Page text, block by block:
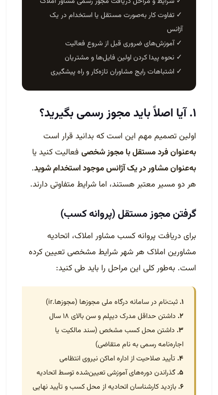
✓ تفاوت کار به‌صورت مستقل یا استخدام در یک
آژانس
✓ آموزش‌های ضروری قبل از شروع فعالیت
✓ نحوه پیدا کردن اولین فایل‌ها و مشتریان
✓ اشتباهات رایج مشاوران تازه‌کار و راه پیشگیری
۱. آیا اصلاً باید مجوز رسمی بگیرید؟
اولین تصمیم مهم این است که بدانید قرار است
به‌عنوان فرد مستقل با مجوز شخصی فعالیت کنید یا
به‌عنوان مشاور در یک آژانس موجود استخدام شوید.
هر دو مسیر معتبر هستند، اما شرایط متفاوتی دارند.
گرفتن مجوز مستقل (پروانه کسب)
برای دریافت پروانه کسب مشاور املاک، اتحادیه
مشاورین املاک هر شهر شرایط مشخصی تعیین کرده
است. به‌طور کلی این مراحل را باید طی کنید:
۱. ثبت‌نام در سامانه درگاه ملی مجوزها (مجوزها.ir)
۲. داشتن حداقل مدرک دیپلم و سن بالای ۱۸ سال
۳. داشتن محل کسب مشخص (سند مالکیت یا
اجاره‌نامه رسمی به نام متقاضی)
۴. تأیید صلاحیت از اداره اماکن نیروی انتظامی
۵. گذراندن دوره‌های آموزشی تعیین‌شده توسط اتحادیه
۶. بازدید کارشناسان اتحادیه از محل کسب و تأیید نهایی